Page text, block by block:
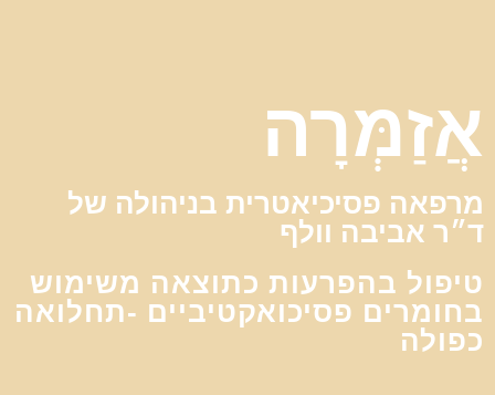
אֲזַמְּרָה
מרפאה פסיכיאטרית בניהולה של
ד״ר אביבה וולף
טיפול בהפרעות כתוצאה משימוש
בחומרים פסיכואקטיביים -תחלואה
כפולה